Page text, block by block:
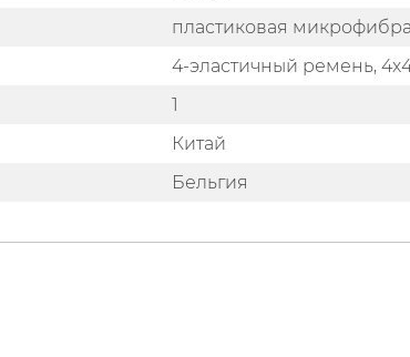
пластиковая микрофибра
4-эластичный ремень,
1
Китай
Бельгия